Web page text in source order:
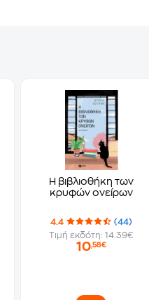
Η βιβλιοθήκη των
κρυφών ονείρων
4.4
(44)
Τιμή εκδότη: 14.39€
10,58€